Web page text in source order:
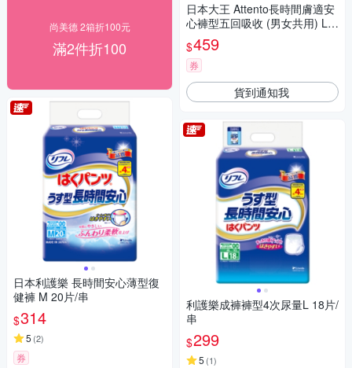
尚美德 2箱折100元
滿2件折100
日本利護樂 長時間安心薄型復
健褲 M 20片/串
$314
5 (2)
券
日本大王 Attento長時間膚適安
心褲型五回吸收 (男女共用) L-L
L(14片/包)
$459
券
貨到通知我
利護樂成褲褲型4次尿量L 18片/
串
$299
5 (1)